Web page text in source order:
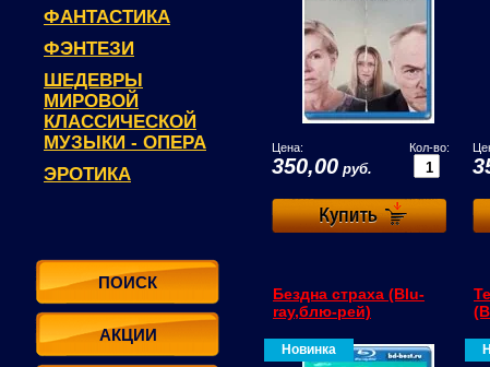
ФАНТАСТИКА
ФЭНТЕЗИ
ШЕДЕВРЫ
МИРОВОЙ
КЛАССИЧЕСКОЙ
МУЗЫКИ - ОПЕРА
ЭРОТИКА
ПОИСК
АКЦИИ
Цена:
350,00 руб.
Кол-во:
Бездна страха (Blu-
ray,блю-рей)
Новинка